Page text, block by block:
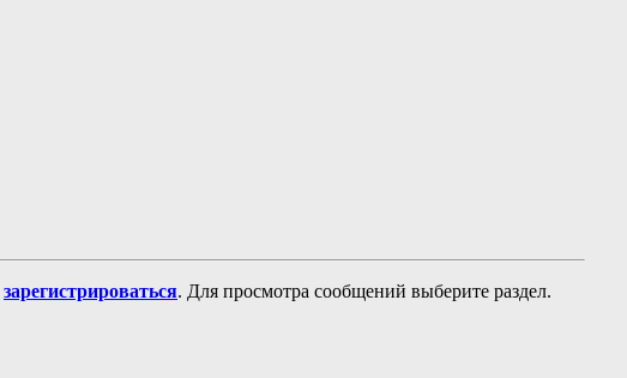
зарегистрироваться. Для просмотра сообщений выберите раздел.